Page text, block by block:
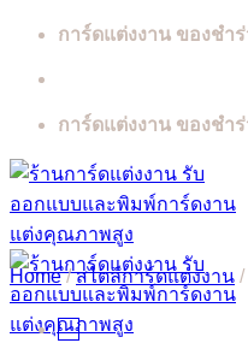
Skip
การ์ดแต่งงาน ของชำ
การ์ดแต่งงาน ของชำ
Home / สไตล์การ์ดแต่งงาน /